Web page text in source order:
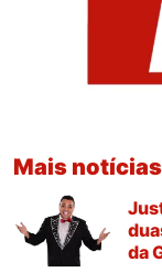
Mais notícias
da